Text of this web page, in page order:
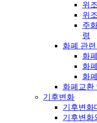
위
위
주
령
화폐 관
화
화
화
화폐교환
기후변화
기후변화
기후변화